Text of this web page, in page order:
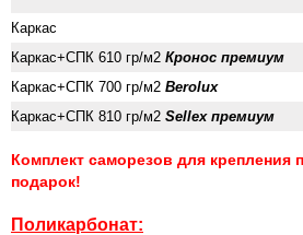
Каркас
Каркас+СПК 610 гр/м2 Кронос премиум
Каркас+СПК 700 гр/м2 Berolux
Каркас+СПК 810 гр/м2 Sellex премиум
Комплект саморезов для крепления
подарок!
Поликарбонат: